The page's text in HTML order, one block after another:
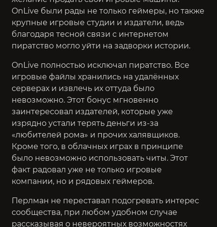
OnLive были рады не только геймеры, но также
крупные игровые студии и издатели, ведь
благодаря тесной связи с интернетом
пиратство могло уйти на задворки истории.
OnLive полностью исключал пиратство. Все
игровые файлы хранились на удалённых
серверах и извлечь их оттуда было
невозможно. Этот бонус мгновенно
заинтересовал издателей, которые уже
изрядно устали терять деньги из-за
«любителей рома» и прочих халявщиков.
Кроме того, в облачных играх в принципе
было невозможно использовать читы. Этот
факт радовал уже не только игровые
компании, но и рядовых геймеров.
Перлман не переставал подогревать интерес
сообщества, при любом удобном случае
рассказывая о невероятных возможностях